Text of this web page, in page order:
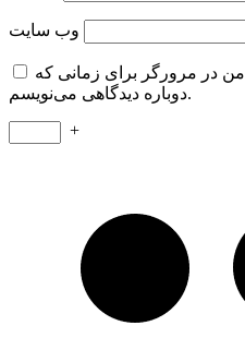
وب‌ سایت
من در مرورگر برای زمانی که
دوباره دیدگاهی می‌نویسم.
+